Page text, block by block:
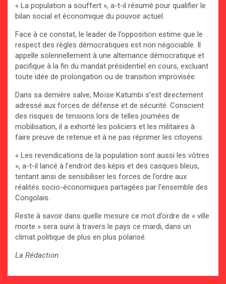
« La population a souffert », a-t-il résumé pour qualifier le
bilan social et économique du pouvoir actuel.
Face à ce constat, le leader de l’opposition estime que le
respect des règles démocratiques est non négociable. Il
appelle solennellement à une alternance démocratique et
pacifique à la fin du mandat présidentiel en cours, excluant
toute idée de prolongation ou de transition improvisée.
Dans sa dernière salve, Moïse Katumbi s’est directement
adressé aux forces de défense et de sécurité. Conscient
des risques de tensions lors de telles journées de
mobilisation, il a exhorté les policiers et les militaires à
faire preuve de retenue et à ne pas réprimer les citoyens.
« Les revendications de la population sont aussi les vôtres
», a-t-il lancé à l’endroit des képis et des casques bleus,
tentant ainsi de sensibiliser les forces de l’ordre aux
réalités socio-économiques partagées par l’ensemble des
Congolais.
Reste à savoir dans quelle mesure ce mot d’ordre de « ville
morte » sera suivi à travers le pays ce mardi, dans un
climat politique de plus en plus polarisé.
La Rédaction.